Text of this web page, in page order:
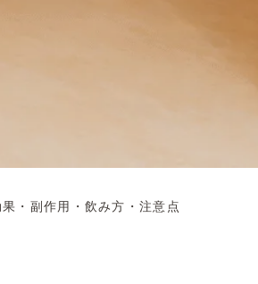
・副作用・飲み方・注意点